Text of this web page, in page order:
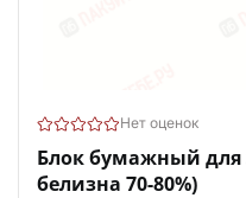
Нет оценок
Блок бумажный для
белизна 70-80%)